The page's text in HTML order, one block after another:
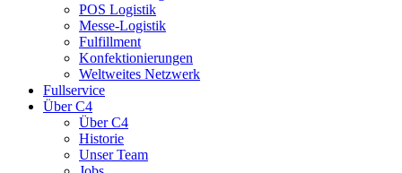
POS Logistik
Messe-Logistik
Fulfillment
Konfektionierungen
Weltweites Netzwerk
Fullservice
Über C4
Über C4
Historie
Unser Team